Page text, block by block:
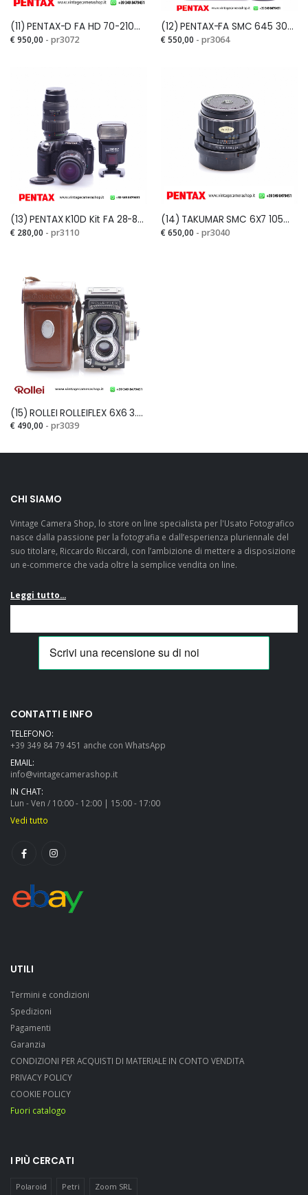
(11) PENTAX-D FA HD 70-210mm 1:4 ED SDM WR
€ 950,00 - pr3072
(12) PENTAX-FA SMC 645 300mm 1:5,6 ED (IF)
€ 550,00 - pr3064
(13) PENTAX K10D Kit FA 28-80mm + F 70-200mm + Flash DAF42P
€ 280,00 - pr3110
(14) TAKUMAR SMC 6X7 105mm 1:2,4
€ 650,00 - pr3040
(15) ROLLEI ROLLEIFLEX 6X6 3.5 T
€ 490,00 - pr3039
CHI SIAMO
Vintage Camera Shop, lo store on line specialista per l'Usato Fotografico
nasce dalla passione per la fotografia e dall’esperienza pluriennale del
suo titolare, Riccardo Riccardi, con l’ambizione di mettere a disposizione
un e-commerce che vada oltre la semplice vendita on line.
Leggi tutto...
CONTATTI E INFO
TELEFONO:
+39 349 84 79 451 anche con WhatsApp
EMAIL:
info@vintagecamerashop.it
IN CHAT:
Lun - Ven / 10:00 - 12:00 | 15:00 - 17:00
Vedi tutto
UTILI
Termini e condizioni
Spedizioni
Pagamenti
Garanzia
CONDIZIONI PER ACQUISTI DI MATERIALE IN CONTO VENDITA
PRIVACY POLICY
COOKIE POLICY
Fuori catalogo
I PIÙ CERCATI
Polaroid Petri Zoom SRL